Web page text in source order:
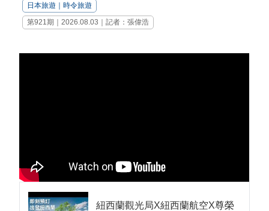
日本旅遊 ｜時令旅遊
第921期｜2026.08.03｜記者：張偉浩
紐西蘭觀光局X紐西蘭航空X尊榮